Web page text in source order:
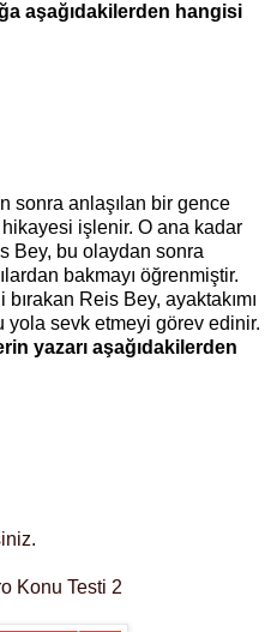
aşağıdakilerden hangisi
sonra anlaşılan bir gence
işlenir. O ana kadar
Bey, bu olaydan sonra
bakmayı öğrenmiştir.
Reis Bey, ayaktakımı
yola sevk etmeyi görev edinir.
yazarı aşağıdakilerden
Konu Testi 2